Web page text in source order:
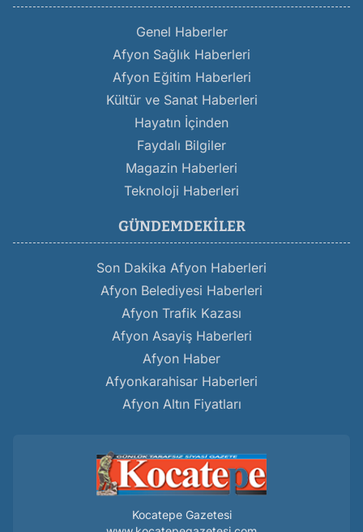
Genel Haberler
Afyon Sağlık Haberleri
Afyon Eğitim Haberleri
Kültür ve Sanat Haberleri
Hayatın İçinden
Faydalı Bilgiler
Magazin Haberleri
Teknoloji Haberleri
GÜNDEMDEKILER
Son Dakika Afyon Haberleri
Afyon Belediyesi Haberleri
Afyon Trafik Kazası
Afyon Asayiş Haberleri
Afyon Haber
Afyonkarahisar Haberleri
Afyon Altın Fiyatları
Kocatepe Gazetesi